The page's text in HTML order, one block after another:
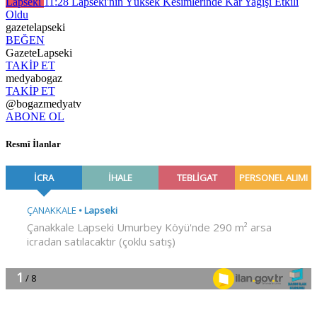
Oldu
gazetelapseki
BEĞEN
GazeteLapseki
TAKİP ET
medyabogaz
TAKİP ET
@bogazmedyatv
ABONE OL
Resmî İlanlar